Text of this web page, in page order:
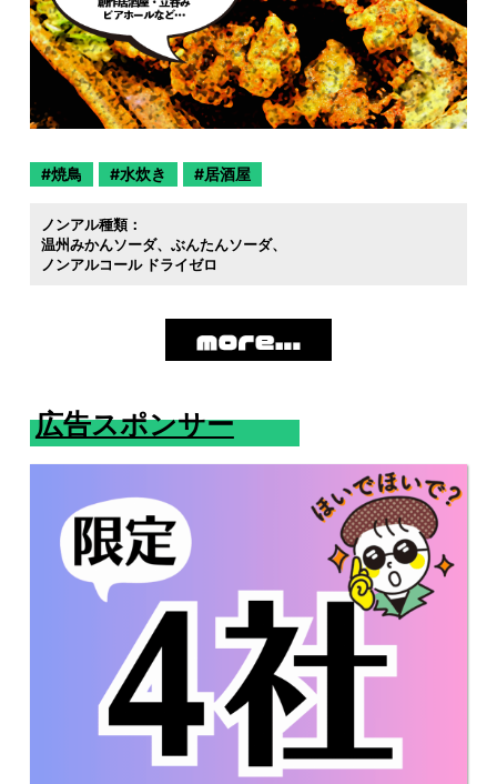
焼鳥 水炊き 居酒屋
ノンアル種類：
温州みかんソーダ
ぶんたんソーダ
ノンアルコール ドライゼロ
広告スポンサー